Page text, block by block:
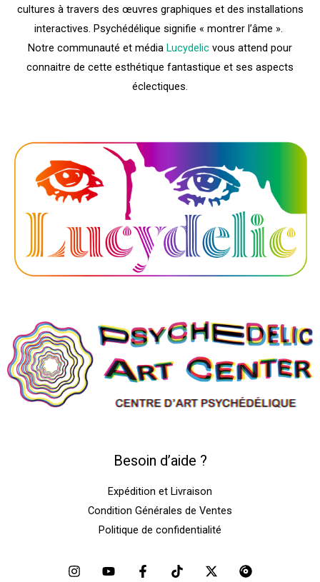
cultures à travers des œuvres graphiques et des installations
interactives. Psychédélique signifie « montrer l’âme ».
Notre communauté et média Lucydelic vous attend pour
connaitre de cette esthétique fantastique et ses aspects
éclectiques.
Besoin d’aide ?
Expédition et Livraison
Condition Générales de Ventes
Politique de confidentialité